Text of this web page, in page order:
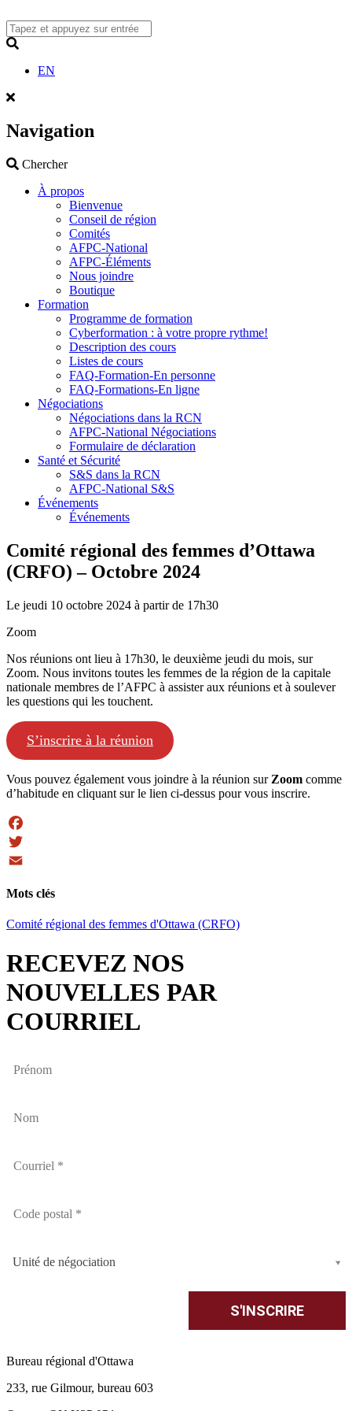
to
content
EN
Navigation
ChercherSearch
À propos
Bienvenue
Conseil de région
Comités
AFPC-National
AFPC-Éléments
Nous joindre
Boutique
Formation
Programme de formation
Cyberformation : à votre propre rythme!
Description des cours
Listes de cours
FAQ-Formation-En personne
FAQ-Formations-En ligne
Négociations
Négociations dans la RCN
AFPC-National Négociations
Formulaire de déclaration
Santé et Sécurité
S&S dans la RCN
AFPC-National S&S
Événements
Événements
Comité régional des femmes d’Ottawa
(CRFO) – Octobre 2024
Le jeudi 10 octobre 2024 à partir de 17h30
Zoom
Nos réunions ont lieu à 17h30, le deuxième jeudi du mois, sur
Zoom. Nous invitons toutes les femmes de la région de la capitale
nationale membres de l’AFPC à assister aux réunions et à soulever
les questions qui les touchent.
S’inscrire à la réunion
Vous pouvez également vous joindre à la réunion surZoom comme
d’habitude en cliquant sur le lien ci-dessus pour vous inscrire.
Facebook
Twitter
Mots clés
Comité régional des femmes d'Ottawa (CRFO)
RECEVEZ NOS
NOUVELLES PAR
COURRIEL
Unité de négociation
Bureau régional d'Ottawa
233, rue Gilmour, bureau 603